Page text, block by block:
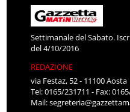
Settimanale del Sabato.
del 4/10/2016
REDAZIONE
via Festaz, 52 - 11100 Aosta
Tel: 0165/231711 - Fax:
Mail: